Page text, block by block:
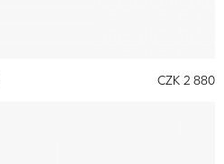
CZK 2 880